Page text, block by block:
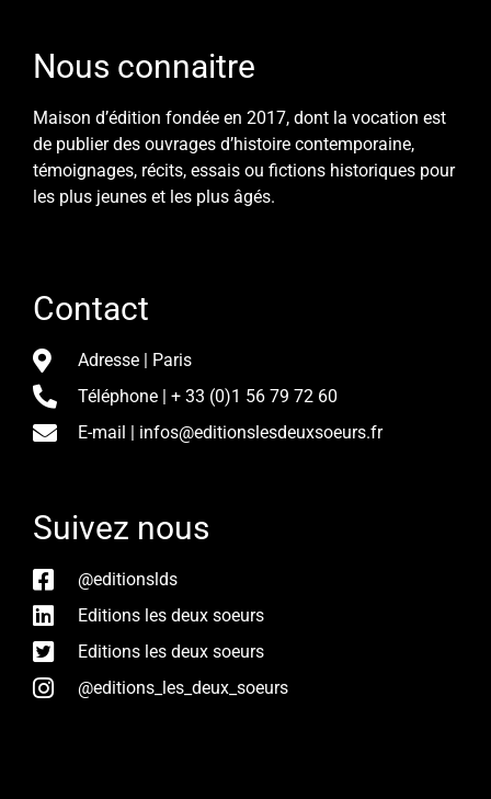
Nous connaitre
Maison d’édition fondée en 2017, dont la vocation est
de publier des ouvrages d’histoire contemporaine,
témoignages, récits, essais ou fictions historiques pour
les plus jeunes et les plus âgés.
Contact
Adresse | Paris
Téléphone | + 33 (0)1 56 79 72 60
E-mail | infos@editionslesdeuxsoeurs.fr
Suivez nous
@editionslds
Editions les deux soeurs
Editions les deux soeurs
@editions_les_deux_soeurs